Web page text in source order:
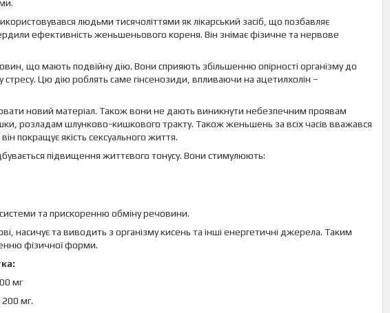
людьми тисячоліттями як лікарський засіб, що позбавляє
ефективність женьшеньового кореня. Він знімає фізичне та нервове
що мають подвійну дію. Вони сприяють збільшенню опірності організму до
Цю дію роблять саме гінсенозиди, впливаючи на ацетилхолін –
новий матеріал. Також вони не дають виникнути небезпечним проявам
розладам шлунково-кишкового тракту. Також женьшень за всіх часів вважався
покращує якість сексуального життя.
підвищення життєвого тонусу. Вони стимулюють:
та прискоренню обміну речовини.
насичує та виводить з організму кисень та інші енергетичні джерела. Таким
фізичної форми.
мг
мг.